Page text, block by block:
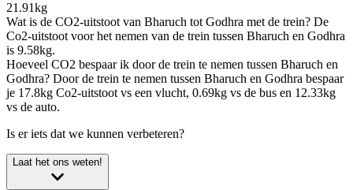
21.91kg
Wat is de CO2-uitstoot van Bharuch tot Godhra met de trein? De
Co2-uitstoot voor het nemen van de trein tussen Bharuch en Godhra
is 9.58kg.
Hoeveel CO2 bespaar ik door de trein te nemen tussen Bharuch en
Godhra? Door de trein te nemen tussen Bharuch en Godhra bespaar
je 17.8kg Co2-uitstoot vs een vlucht, 0.69kg vs de bus en 12.33kg
vs de auto.
Is er iets dat we kunnen verbeteren?
Laat het ons weten!